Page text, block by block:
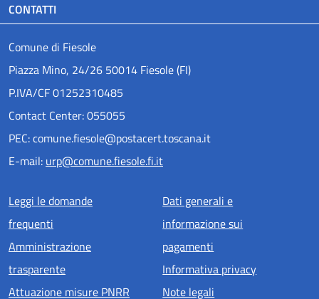
CONTATTI
Comune di Fiesole
Piazza Mino, 24/26 50014 Fiesole (FI)
P.IVA/CF 01252310485
Contact Center: 055055
PEC: comune.fiesole@postacert.toscana.it
E-mail: urp@comune.fiesole.fi.it
Menu piè di pagina
Leggi le domande
frequenti
Amministrazione
trasparente
Attuazione misure PNRR
Dati generali e
informazione sui
pagamenti
Informativa privacy
Note legali